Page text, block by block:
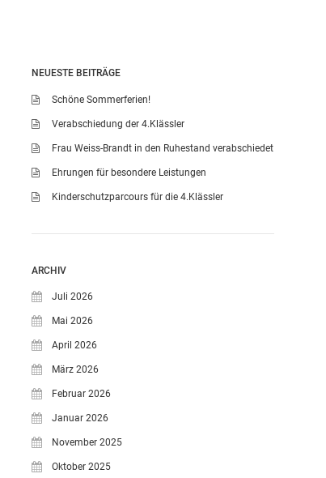
NEUESTE BEITRÄGE
Schöne Sommerferien!
Verabschiedung der 4.Klässler
Frau Weiss-Brandt in den Ruhestand verabschiedet
Ehrungen für besondere Leistungen
Kinderschutzparcours für die 4.Klässler
ARCHIV
Juli 2026
Mai 2026
April 2026
März 2026
Februar 2026
Januar 2026
November 2025
Oktober 2025